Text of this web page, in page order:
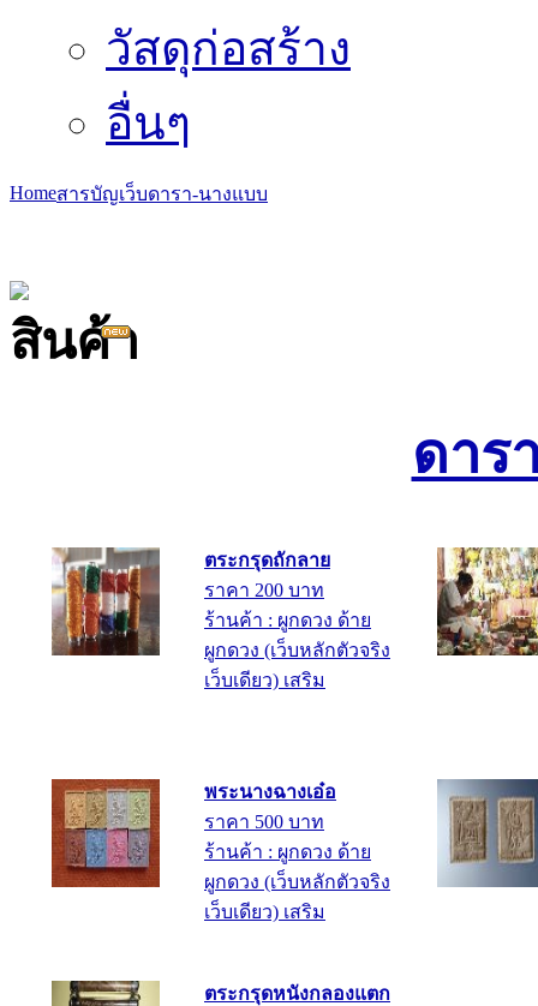
วัสดุก่อสร้าง
อื่นๆ
Homeสารบัญเว็บดารา-นางแบบ
ดาร
ตระกรุดถักลาย
ราคา 200 บาท
ร้านค้า : ผูกดวง ด้าย
ผูกดวง (เว็บหลักตัวจริง
เว็บเดียว) เสริม
พระนางฉางเอ๋อ
ราคา 500 บาท
ร้านค้า : ผูกดวง ด้าย
ผูกดวง (เว็บหลักตัวจริง
เว็บเดียว) เสริม
ตระกรุดหนังกลองแตก